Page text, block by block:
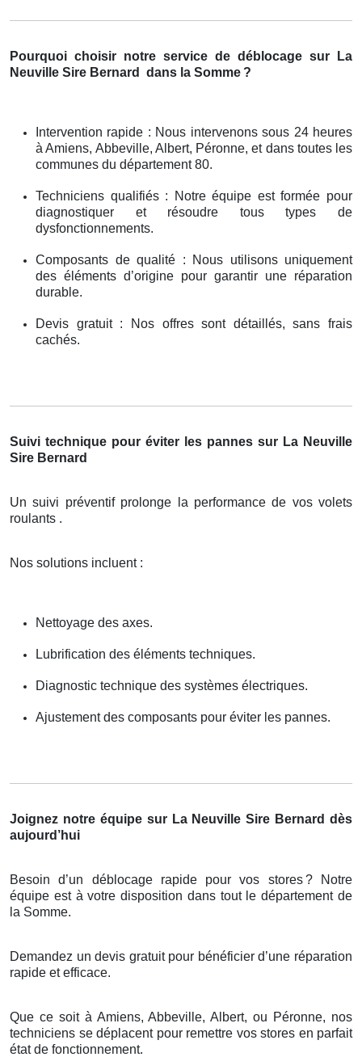
Pourquoi choisir notre service de déblocage sur La
Neuville Sire Bernard
dans la Somme ?
Intervention rapide : Nous intervenons sous 24 heures
à Amiens, Abbeville, Albert, Péronne, et dans toutes les
communes du département 80.
Techniciens qualifiés : Notre équipe est formée pour
diagnostiquer et résoudre tous types de
dysfonctionnements.
Composants de qualité : Nous utilisons uniquement
des éléments d’origine pour garantir une réparation
durable.
Devis gratuit : Nos offres sont détaillés, sans frais
cachés.
Suivi technique pour éviter les pannes sur La Neuville
Sire Bernard
Un suivi préventif prolonge la performance de vos volets
roulants .
Nos solutions incluent :
Nettoyage des axes.
Lubrification des éléments techniques.
Diagnostic technique des systèmes électriques.
Ajustement des composants pour éviter les pannes.
Joignez notre équipe sur La Neuville Sire Bernard dès
aujourd’hui
Besoin d’un déblocage rapide pour vos stores? Notre
équipe est à votre disposition dans tout le département de
la Somme.
Demandez un devis gratuit pour bénéficier d’une réparation
rapide et efficace.
Que ce soit à Amiens, Abbeville, Albert, ou Péronne, nos
techniciens se déplacent pour remettre vos stores en parfait
état de fonctionnement.